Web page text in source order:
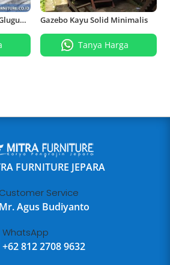
Gazebo Kayu Solid Minimalis
Tanya Harga
FURNITURE JEPARA
Customer Service
Mr. Agus Budiyanto
WhatsApp
+62 812 2708 9632